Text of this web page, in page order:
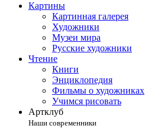
Картины
Картинная галерея
Художники
Музеи мира
Русские художники
Чтение
Книги
Энциклопедия
Фильмы о художниках
Учимся рисовать
Артклуб
Наши современники